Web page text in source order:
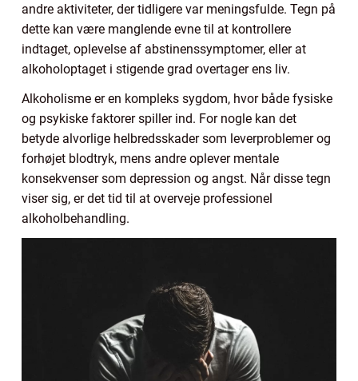
andre aktiviteter, der tidligere var meningsfulde. Tegn på
dette kan være manglende evne til at kontrollere
indtaget, oplevelse af abstinenssymptomer, eller at
alkoholoptaget i stigende grad overtager ens liv.
Alkoholisme er en kompleks sygdom, hvor både fysiske
og psykiske faktorer spiller ind. For nogle kan det
betyde alvorlige helbredsskader som leverproblemer og
forhøjet blodtryk, mens andre oplever mentale
konsekvenser som depression og angst. Når disse tegn
viser sig, er det tid til at overveje professionel
alkoholbehandling.